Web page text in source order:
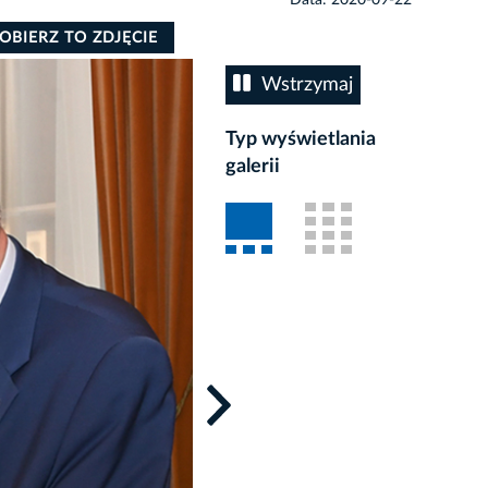
Wstrzymaj
Typ wyświetlania
galerii
TO ZDJĘCIE